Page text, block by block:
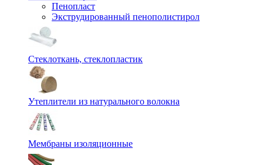
Пенопласт
Экструдированный пенополистирол
Стеклоткань, стеклопластик
Утеплители из натурального волокна
Мембраны изоляционные